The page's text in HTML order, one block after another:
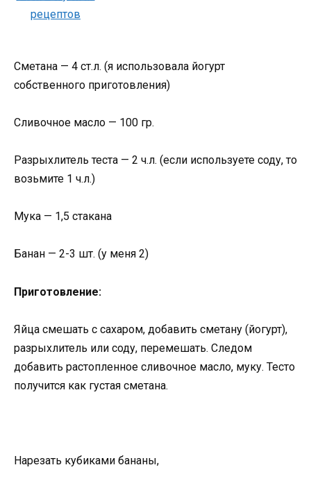
Сметана — 4 ст.л. (я использовала йогурт
собственного приготовления)
Сливочное масло — 100 гр.
Разрыхлитель теста — 2 ч.л. (если используете соду, то
возьмите 1 ч.л.)
Мука — 1,5 стакана
Банан — 2-3 шт. (у меня 2)
Приготовление:
Яйца смешать с сахаром, добавить сметану (йогурт),
разрыхлитель или соду, перемешать. Следом
добавить растопленное сливочное масло, муку. Тесто
получится как густая сметана.
Нарезать кубиками бананы,